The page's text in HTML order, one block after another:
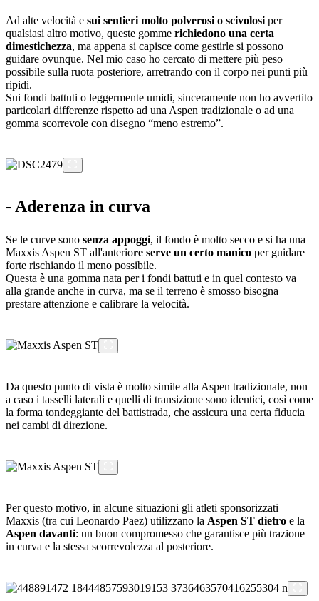
Ad alte velocità e sui sentieri molto polverosi o scivolosi per
qualsiasi altro motivo, queste gomme richiedono una certa
dimestichezza, ma appena si capisce come gestirle si possono
guidare ovunque. Nel mio caso ho cercato di mettere più peso
possibile sulla ruota posteriore, arretrando con il corpo nei punti più
ripidi.
Sui fondi battuti o leggermente umidi, sinceramente non ho avvertito
particolari differenze rispetto ad una Aspen tradizionale o ad una
gomma scorrevole con disegno “meno estremo”.
- Aderenza in curva
Se le curve sono senza appoggi, il fondo è molto secco e si ha una
Maxxis Aspen ST all'anteriore serve un certo manico per guidare
forte rischiando il meno possibile.
Questa è una gomma nata per i fondi battuti e in quel contesto va
alla grande anche in curva, ma se il terreno è smosso bisogna
prestare attenzione e calibrare la velocità.
Da questo punto di vista è molto simile alla Aspen tradizionale, non
a caso i tasselli laterali e quelli di transizione sono identici, così come
la forma tondeggiante del battistrada, che assicura una certa fiducia
nei cambi di direzione.
Per questo motivo, in alcune situazioni gli atleti sponsorizzati
Maxxis (tra cui Leonardo Paez) utilizzano la Aspen ST dietro e la
Aspen davanti: un buon compromesso che garantisce più trazione
in curva e la stessa scorrevolezza al posteriore.